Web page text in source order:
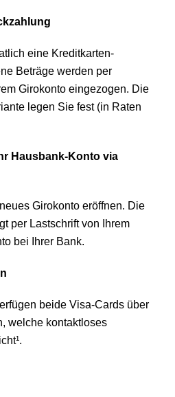
eine Kreditkarten-
Beträge werden per
Girokonto eingezogen. Die
legen Sie fest (in Raten
Hausbank-Konto via
Girokonto eröffnen. Die
per Lastschrift von Ihrem
bei Ihrer Bank.
beide Visa-Cards über
welche kontaktloses